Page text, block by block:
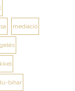
mediáció
bihar